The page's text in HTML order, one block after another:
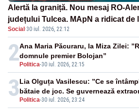
Alertă la graniță. Nou mesaj RO-
județului Tulcea. MApN a ridicat de
F-16
Social ·30 iul. 2026, 22:12
2 Politica-30 iul. 2026, 22:15
Ana Maria Păcuraru, la Miza Zilei:
domnule premier Bolojan”
3 Politica-30 iul. 2026, 23:24
Lia Olguța Vasilescu: ”Ce se
bătaie de joc. Se guvernează